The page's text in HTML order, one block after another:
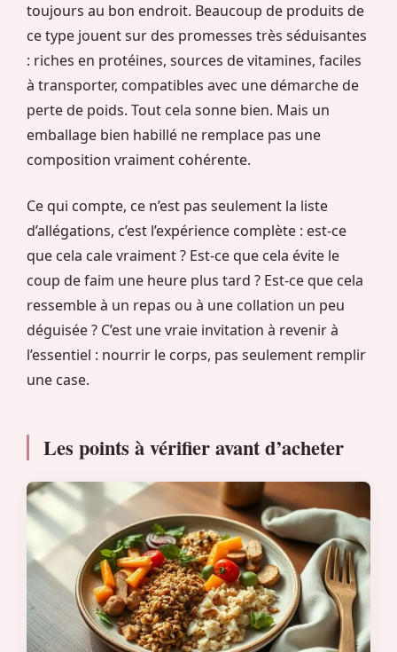
toujours au bon endroit. Beaucoup de produits de
ce type jouent sur des promesses très séduisantes
: riches en protéines, sources de vitamines, faciles
à transporter, compatibles avec une démarche de
perte de poids. Tout cela sonne bien. Mais un
emballage bien habillé ne remplace pas une
composition vraiment cohérente.
Ce qui compte, ce n’est pas seulement la liste
d’allégations, c’est l’expérience complète : est-ce
que cela cale vraiment ? Est-ce que cela évite le
coup de faim une heure plus tard ? Est-ce que cela
ressemble à un repas ou à une collation un peu
déguisée ? C’est une vraie invitation à revenir à
l’essentiel : nourrir le corps, pas seulement remplir
une case.
Les points à vérifier avant d’acheter